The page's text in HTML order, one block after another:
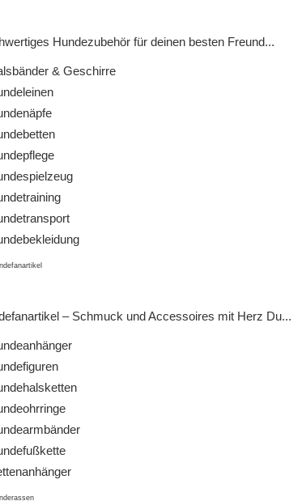
Hundezubehör für deinen besten Freund...
& Geschirre
– Schmuck und Accessoires mit Herz Du...